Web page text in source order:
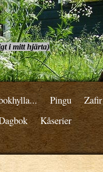
i mitt hjärta)
Pingu
Zafir
Kåserier